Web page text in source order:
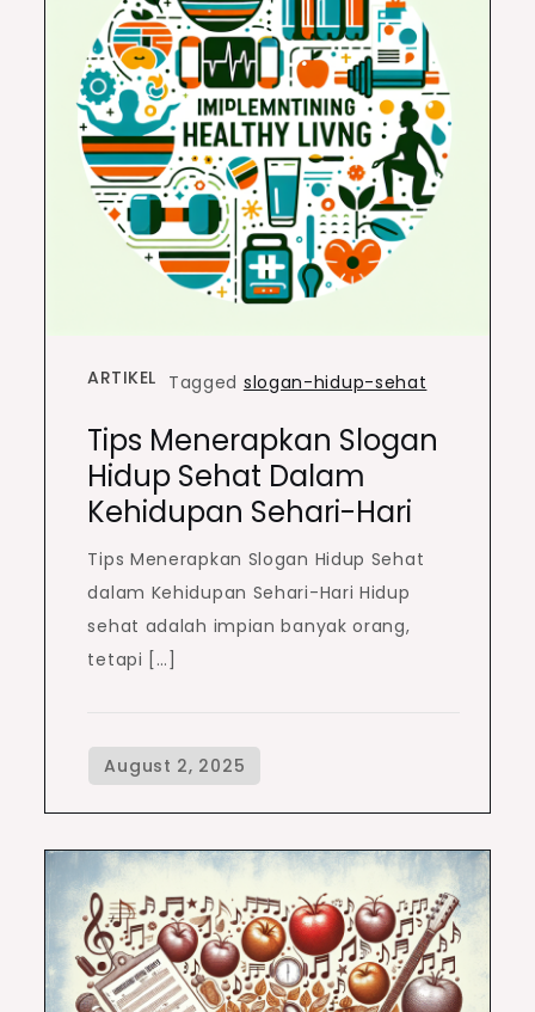
ARTIKEL Tagged slogan-hidup-sehat
Tips Menerapkan Slogan
Hidup Sehat Dalam
Kehidupan Sehari-Hari
Tips Menerapkan Slogan Hidup Sehat
dalam Kehidupan Sehari-Hari Hidup
sehat adalah impian banyak orang,
tetapi […]